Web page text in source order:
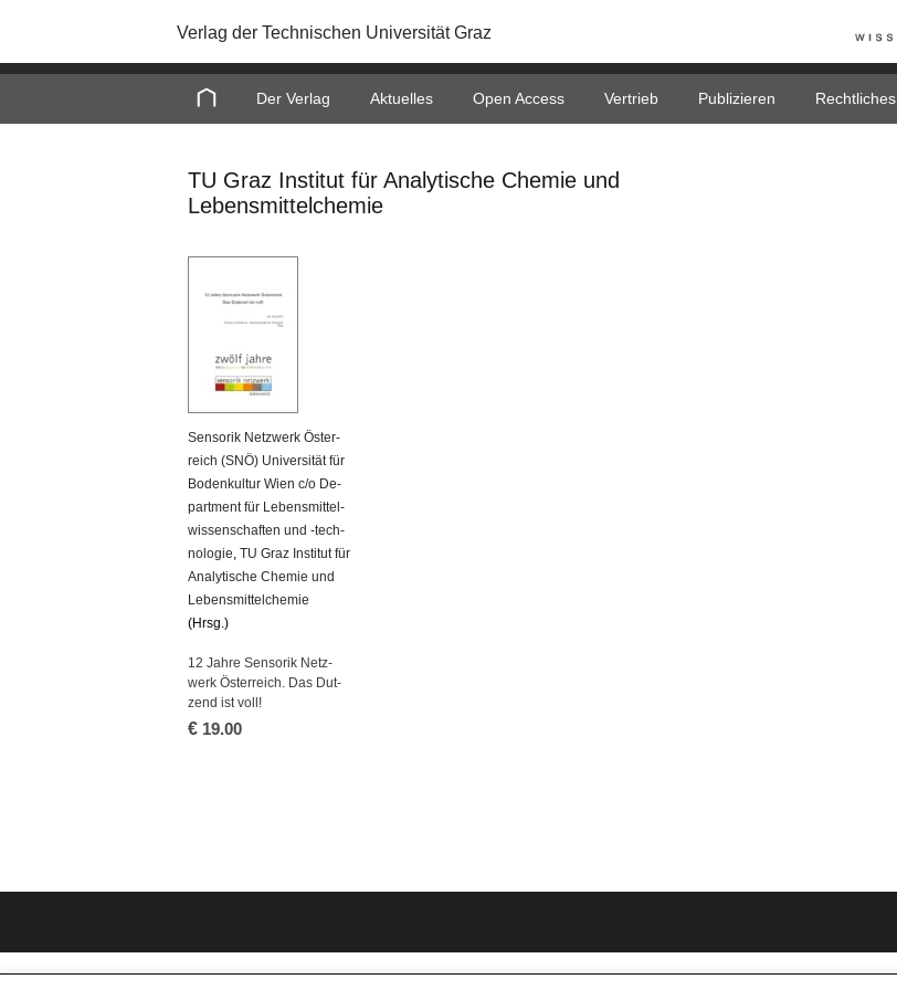
Verlag der Technischen Universität Graz
Home Der Verlag Aktuelles Open Access Vertrieb Publizieren Rechtliches
TU Graz Institut für Analytische Chemie und
Lebensmittelchemie
Sen­so­rik Netz­werk Ös­ter­
reich (SNÖ) Uni­ver­si­tät für
Bo­den­kul­tur Wien c/o De­
part­ment für Le­bens­mit­tel­
wis­sen­schaf­ten und -tech­
no­lo­gie, TU Graz In­sti­tut für
Ana­ly­ti­sche Che­mie und
Le­bens­mit­tel­che­mie
(Hrsg.)
12 Jahre Sen­so­rik Netz­
werk Ös­ter­reich. Das Dut­
zend ist voll!
€ 19.00